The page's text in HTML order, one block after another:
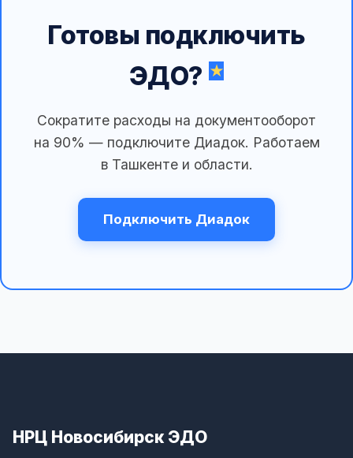
Готовы подключить
ЭДО?
Сократите расходы на документооборот
на 90% — подключите Диадок. Работаем
в Ташкенте и области.
Подключить Диадок
НРЦ Новосибирск ЭДО